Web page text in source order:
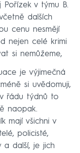
v týmu B.
dalších
cenu nesmějí
nejen celé krimi
si nemůžeme,
je výjimečná
si uvědomuji,
řádu týdnů to
naopak.
mají všichni v
policisté,
a další, je jich